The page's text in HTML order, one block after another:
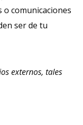
comunicaciones
ser de tu
externos, tales